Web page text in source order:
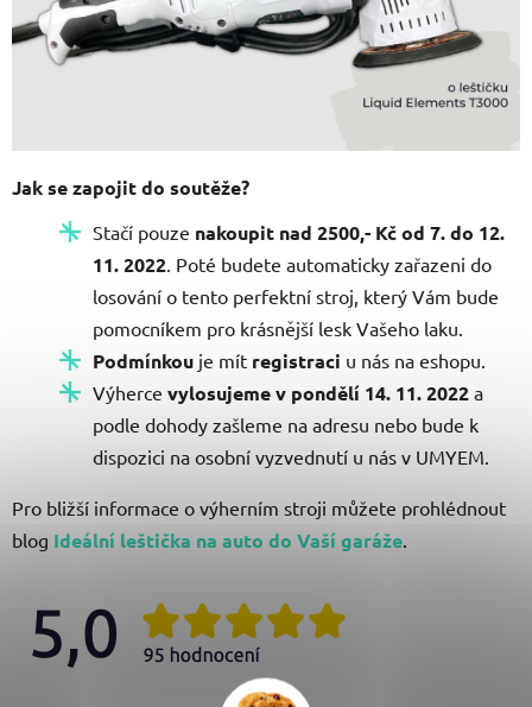
Jak se zapojit do soutěže?
Stačí pouze nakoupit nad 2500,- Kčod 7. do 12.
11. 2022 . Poté budete automaticky zařazeni do
losování o tento perfektní stroj, který Vám bude
pomocníkem pro krásnější lesk Vašeho laku.
Podmínkou je mít registraci u nás na eshopu.
Výherce vylosujeme v pondělí 14. 11. 2022 a
podle dohody zašleme na adresu nebo bude k
dispozici na osobní vyzvednutí u nás v UMYEM.
Pro bližší informace o výherním stroji můžete prohlédnout
blog Ideální leštička na auto do Vaší garáže